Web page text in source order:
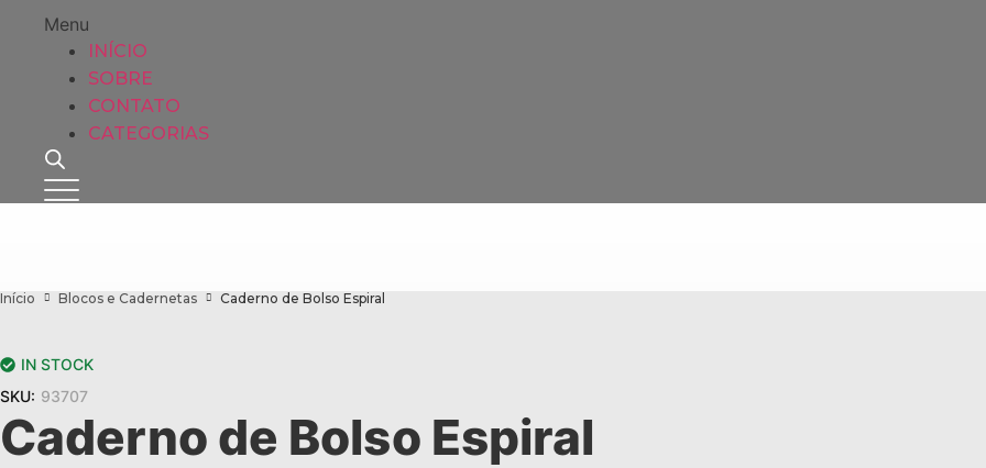
Menu
INÍCIO
SOBRE
CONTATO
CATEGORIAS
Início Blocos e Cadernetas Caderno de Bolso Espiral
IN STOCK
SKU: 93707
Caderno de Bolso Espiral